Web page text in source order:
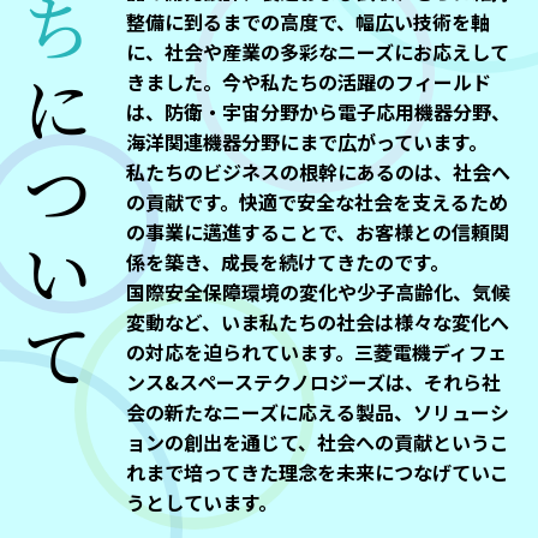
について
整備に到るまでの高度で、幅広い技術を軸
に、社会や産業の多彩なニーズにお応えして
きました。今や私たちの活躍のフィールド
は、防衛・宇宙分野から電子応用機器分野、
海洋関連機器分野にまで広がっています。
私たちのビジネスの根幹にあるのは、社会へ
の貢献です。快適で安全な社会を支えるため
の事業に邁進することで、お客様との信頼関
係を築き、成長を続けてきたのです。
国際安全保障環境の変化や少子高齢化、気候
変動など、いま私たちの社会は様々な変化へ
の対応を迫られています。三菱電機ディフェ
ンス&スペーステクノロジーズは、それら社
会の新たなニーズに応える製品、ソリューシ
ョンの創出を通じて、社会への貢献というこ
れまで培ってきた理念を未来につなげていこ
うとしています。